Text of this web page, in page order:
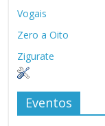
Vogais
Zero a Oito
Zigurate
Eventos